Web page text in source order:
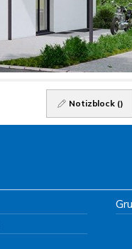
Notizblock ()